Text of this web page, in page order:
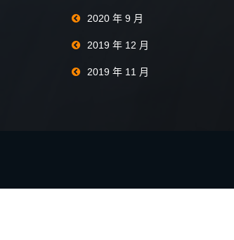
2020 年 9 月
2019 年 12 月
2019 年 11 月